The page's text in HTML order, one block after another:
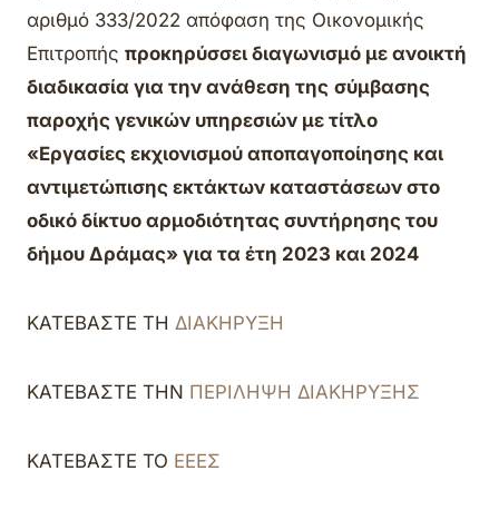
αριθμό 333/2022 απόφαση της Οικονομικής
Επιτροπής προκηρύσσει διαγωνισμό με ανοικτή
διαδικασία για την ανάθεση της σύμβασης
παροχής γενικών υπηρεσιών με τίτλο
«Εργασίες εκχιονισμού αποπαγοποίησης και
αντιμετώπισης εκτάκτων καταστάσεων στο
οδικό δίκτυο αρμοδιότητας συντήρησης του
δήμου Δράμας» για τα έτη 2023 και 2024
ΚΑΤΕΒΑΣΤΕ ΤΗ ΔΙΑΚΗΡΥΞΗ
ΚΑΤΕΒΑΣΤΕ ΤΗΝ ΠΕΡΙΛΗΨΗ ΔΙΑΚΗΡΥΞΗΣ
ΚΑΤΕΒΑΣΤΕ ΤΟ ΕΕΕΣ